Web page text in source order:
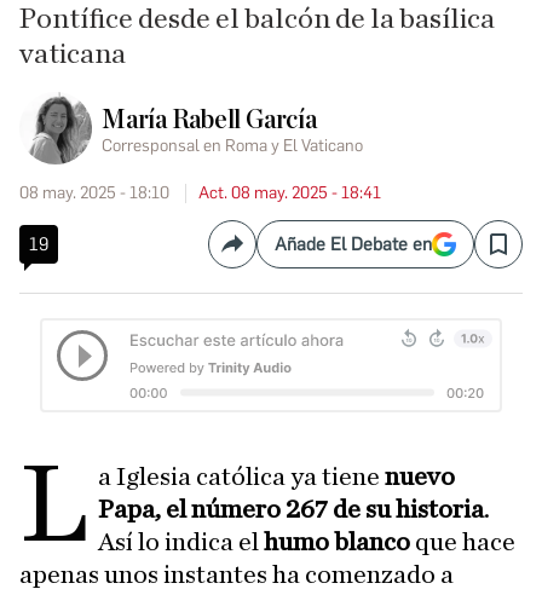
Pontífice desde el balcón de la basílica
vaticana
María Rabell García
Corresponsal en Roma y El Vaticano
08 may. 2025 - 18:10 Act. 08 may. 2025 - 18:41
19 CompartirAñade El Debate en Save
L a Iglesia católica ya tiene nuevo
Papa, el número 267 de su historia.
Así lo indica elhumo blanco que hace
apenas unos instantes ha comenzado a